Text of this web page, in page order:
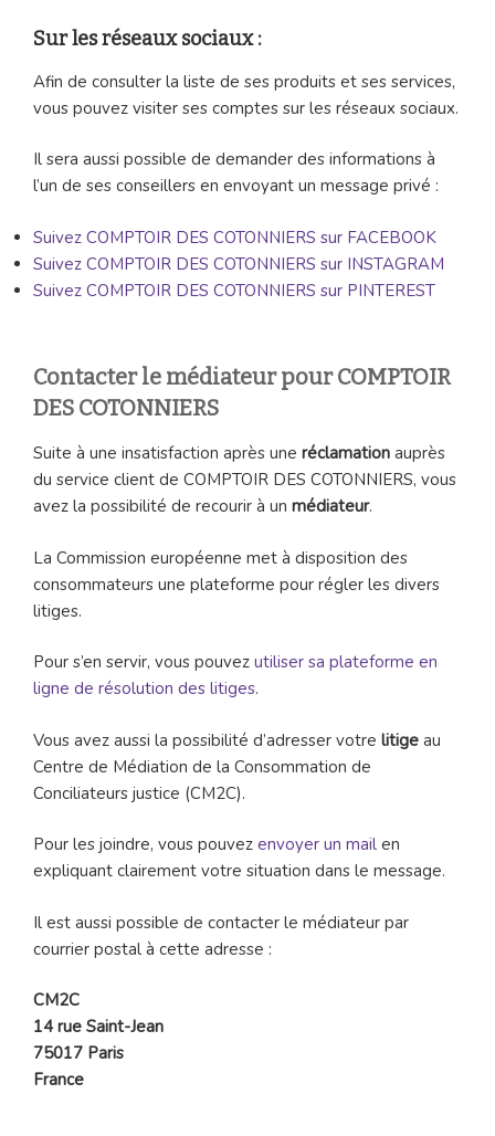
Sur les réseaux sociaux :
Afin de consulter la liste de ses produits et ses services,
vous pouvez visiter ses comptes sur les réseaux sociaux.
Il sera aussi possible de demander des informations à
l’un de ses conseillers en envoyant un message privé :
Suivez COMPTOIR DES COTONNIERS sur FACEBOOK
Suivez COMPTOIR DES COTONNIERS sur INSTAGRAM
Suivez COMPTOIR DES COTONNIERS sur PINTEREST
Contacter le médiateur pour COMPTOIR
DES COTONNIERS
Suite à une insatisfaction après une réclamation auprès
du service client de COMPTOIR DES COTONNIERS, vous
avez la possibilité de recourir à un médiateur.
La Commission européenne met à disposition des
consommateurs une plateforme pour régler les divers
litiges.
Pour s’en servir, vous pouvez utiliser sa plateforme en
ligne de résolution des litiges.
Vous avez aussi la possibilité d’adresser votre litige au
Centre de Médiation de la Consommation de
Conciliateurs justice (CM2C).
Pour les joindre, vous pouvez envoyer un mail en
expliquant clairement votre situation dans le message.
Il est aussi possible de contacter le médiateur par
courrier postal à cette adresse :
CM2C
14 rue Saint-Jean
75017 Paris
France